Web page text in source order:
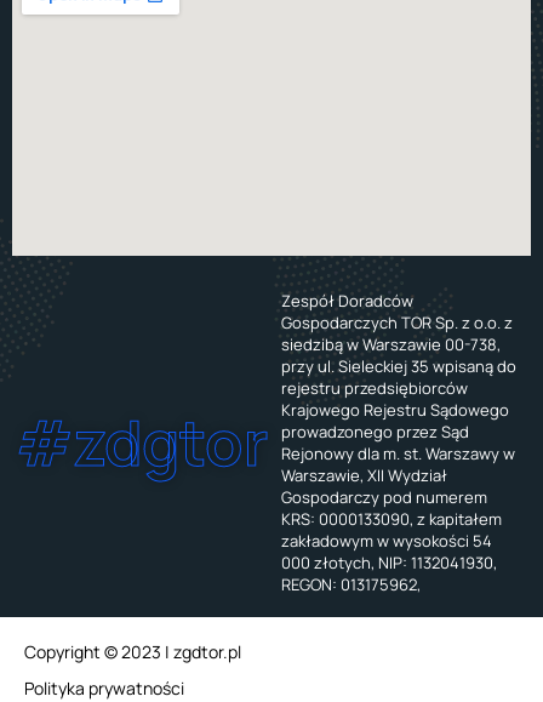
#zdgtor
Zespół Doradców
Gospodarczych TOR Sp. z o.o. z
siedzibą w Warszawie 00-738,
przy ul. Sieleckiej 35 wpisaną do
rejestru przedsiębiorców
Krajowego Rejestru Sądowego
prowadzonego przez Sąd
Rejonowy dla m. st. Warszawy w
Warszawie, XII Wydział
Gospodarczy pod numerem
KRS: 0000133090, z kapitałem
zakładowym w wysokości 54
000 złotych, NIP: 1132041930,
REGON: 013175962,
Copyright © 2023 | zgdtor.pl
Polityka prywatności